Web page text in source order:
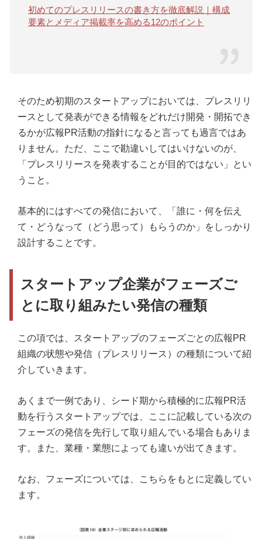
初めてのプレスリリースの書き方を徹底解説｜構成
要素とメディア掲載率を高める12のポイント
そのため初期のスタートアップにおいては、プレスリリ
ースとして発表ができる情報をどれだけ開発・開拓でき
るかが広報PR活動の指針になると言っても過言ではあ
りません。ただ、ここで勘違いしてはいけないのが、
「プレスリリースを発表することが目的ではない」とい
うこと。
基本的にはすべての発信において、「誰に・何を伝え
て・どうなって（どう思って）もらうのか」をしっかり
設計することです。
スタートアップ企業がフェーズご
とに取り組みたい発信の種類
この項では、スタートアップのフェーズごとの広報PR
組織の状態や発信（プレスリリース）の種類について紹
介していきます。
あくまで一例であり、シード期から積極的に広報PR活
動を行うスタートアップでは、ここに記載している次の
フェーズの発信を先行して取り組んでいる場合もありま
す。また、業種・業態によっても違いが出てきます。
なお、フェーズについては、こちらをもとに定義してい
ます。